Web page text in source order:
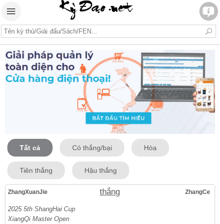
Tất cả Có thắng/bại Hòa
Tiên thắng Hậu thắng
ZhangXuanJie thắng ZhangCe
2025 5th ShangHai Cup
XiangQi Master Open